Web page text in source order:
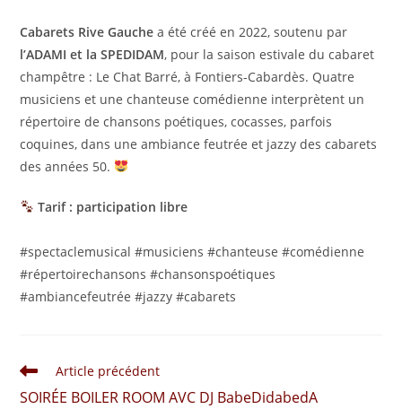
Cabarets Rive Gauchea été créé en 2022, soutenu par
l’ADAMI et la SPEDIDAM, pour la saison estivale du cabaret
champêtre : Le Chat Barré, à Fontiers-Cabardès. Quatre
musiciens et une chanteuse comédienne interprètent un
répertoire de chansons poétiques, cocasses, parfois
coquines, dans une ambiance feutrée et jazzy des cabarets
des années 50.
Tarif : participation libre
#spectaclemusical #musiciens #chanteuse #comédienne
#répertoirechansons #chansonspoétiques
#ambiancefeutrée #jazzy #cabarets
Article précédent
SOIRÉE BOILER ROOM AVC DJ BabeDidabedA